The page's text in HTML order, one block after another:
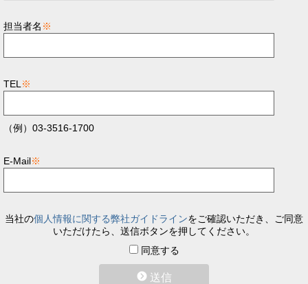
担当者名 ※
TEL ※
（例）03-3516-1700
E-Mail※
当社の個人情報に関する弊社ガイドラインをご確認いただき、ご同意
いただけたら、送信ボタンを押してください。
同意する
送信